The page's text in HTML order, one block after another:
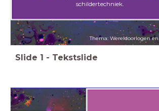
Thema: Wereldoorlogen
schildertechniek.
Slide 1 - Tekstslide